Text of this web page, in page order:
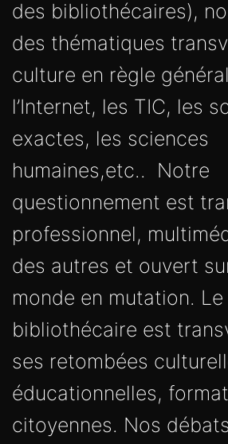
des bibliothécaires),
des thématiques
culture en règle
l’Internet, les TIC, les
exactes, les sciences
humaines,etc.. Notre
questionnement est
professionnel,
des autres et ouvert
monde en mutation.
bibliothécaire est
ses retombées
éducationnelles,
citoyennes. Nos